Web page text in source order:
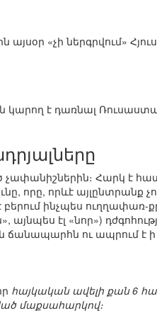
«չի ներգրվում»
կարող է դառնալ
Հարկ է
որը, որևէ այլընտրանք
ինչպես ուղղափառ-
էլ «նոր»)
ճանապարհն ու ապրում է ի
հայկական ավելի քան 6
մաքսահարկով։